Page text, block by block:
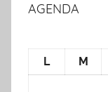
AGENDA
L
M